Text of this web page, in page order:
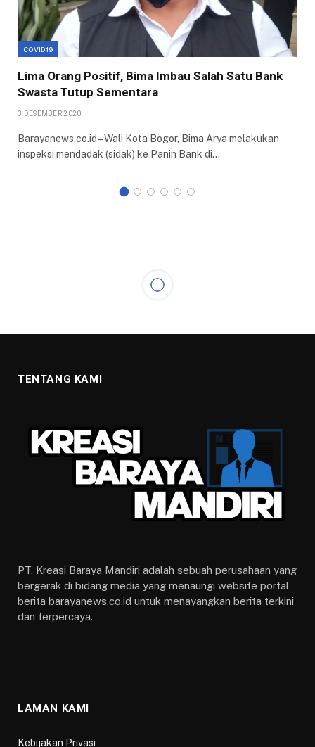
COVID19
Lima Orang Positif, Bima Imbau Salah Satu Bank
Swasta Tutup Sementara
3 DESEMBER 2020
Barayanews.co.id – Wali Kota Bogor, Bima Arya melakukan
inspeksi mendadak (sidak) ke Panin Bank di…
TENTANG KAMI
PT. Kreasi Baraya Mandiri adalah sebuah perusahaan yang
bergerak di bidang media yang menaungi website portal
berita barayanews.co.id untuk menayangkan berita terkini
dan terpercaya.
LAMAN KAMI
Kebijakan Privasi